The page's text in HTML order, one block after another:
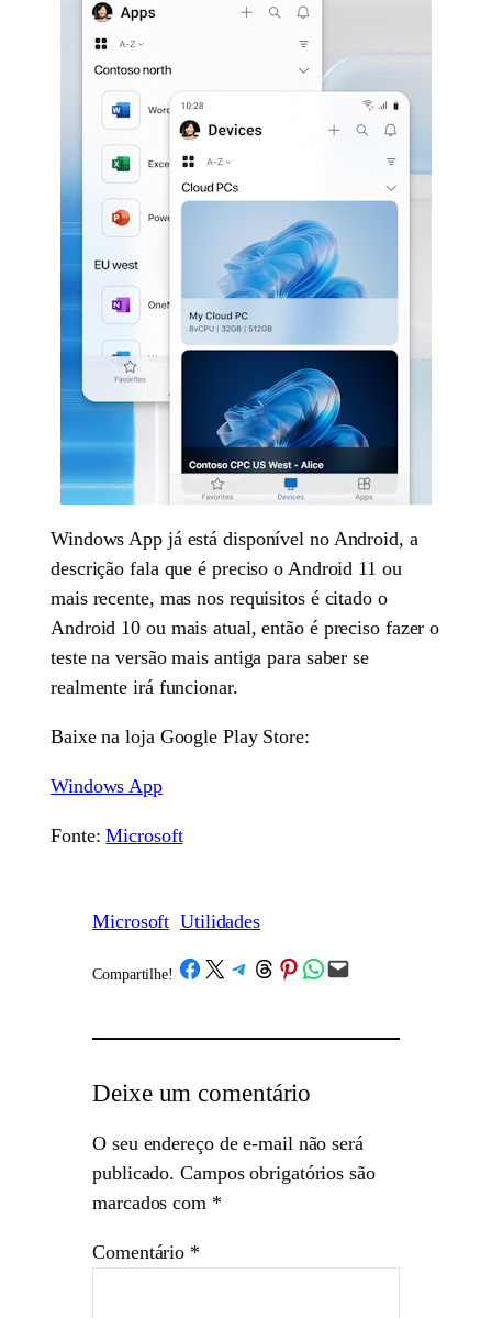
Windows App já está disponível no Android, a
descrição fala que é preciso o Android 11 ou
mais recente, mas nos requisitos é citado o
Android 10 ou mais atual, então é preciso fazer o
teste na versão mais antiga para saber se
realmente irá funcionar.
Baixe na loja Google Play Store:
Windows App
Fonte:Microsoft
Microsoft Utilidades
Compartilhe! /Share on Facebook
Share on X Share on Telegram
Share on Threads
Share on Pinterest
Share on WhatsApp
Email this Page
Deixe um comentário
O seu endereço de e-mail não será
publicado. Campos obrigatórios são
marcados com *
Comentário *